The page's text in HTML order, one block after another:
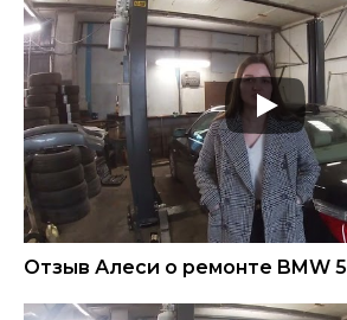
Отзыв Алеси о ремонте BMW 5